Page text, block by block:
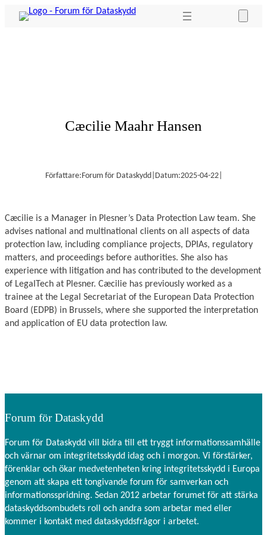
Hoppa
Cæcilie Maahr Hansen
Författare:Forum för Dataskydd| Datum:2025-04-22|
Cæcilie is a Manager in Plesner’s Data Protection Law team. She
advises national and multinational clients on all aspects of data
protection law, including compliance projects, DPIAs, regulatory
matters, and proceedings before authorities. She also has
experience with litigation and has contributed to the development
of LegalTech at Plesner. Cæcilie has previously worked as a
trainee at the Legal Secretariat of the European Data Protection
Board (EDPB) in Brussels, where she supported the interpretation
and application of EU data protection law.
Forum för Dataskydd
Forum för Dataskydd vill bidra till ett tryggt informationssamhälle
och värnar om integritetsskydd idag och i morgon. Vi förstärker,
förenklar och ökar medvetenheten kring integritetsskydd i Europa
genom att skapa ett tongivande forum för samverkan och
informationsspridning. Sedan 2012 arbetar forumet för att stärka
dataskyddsombudets roll och andra som arbetar med eller
kommer i kontakt med dataskyddsfrågor i arbetet.